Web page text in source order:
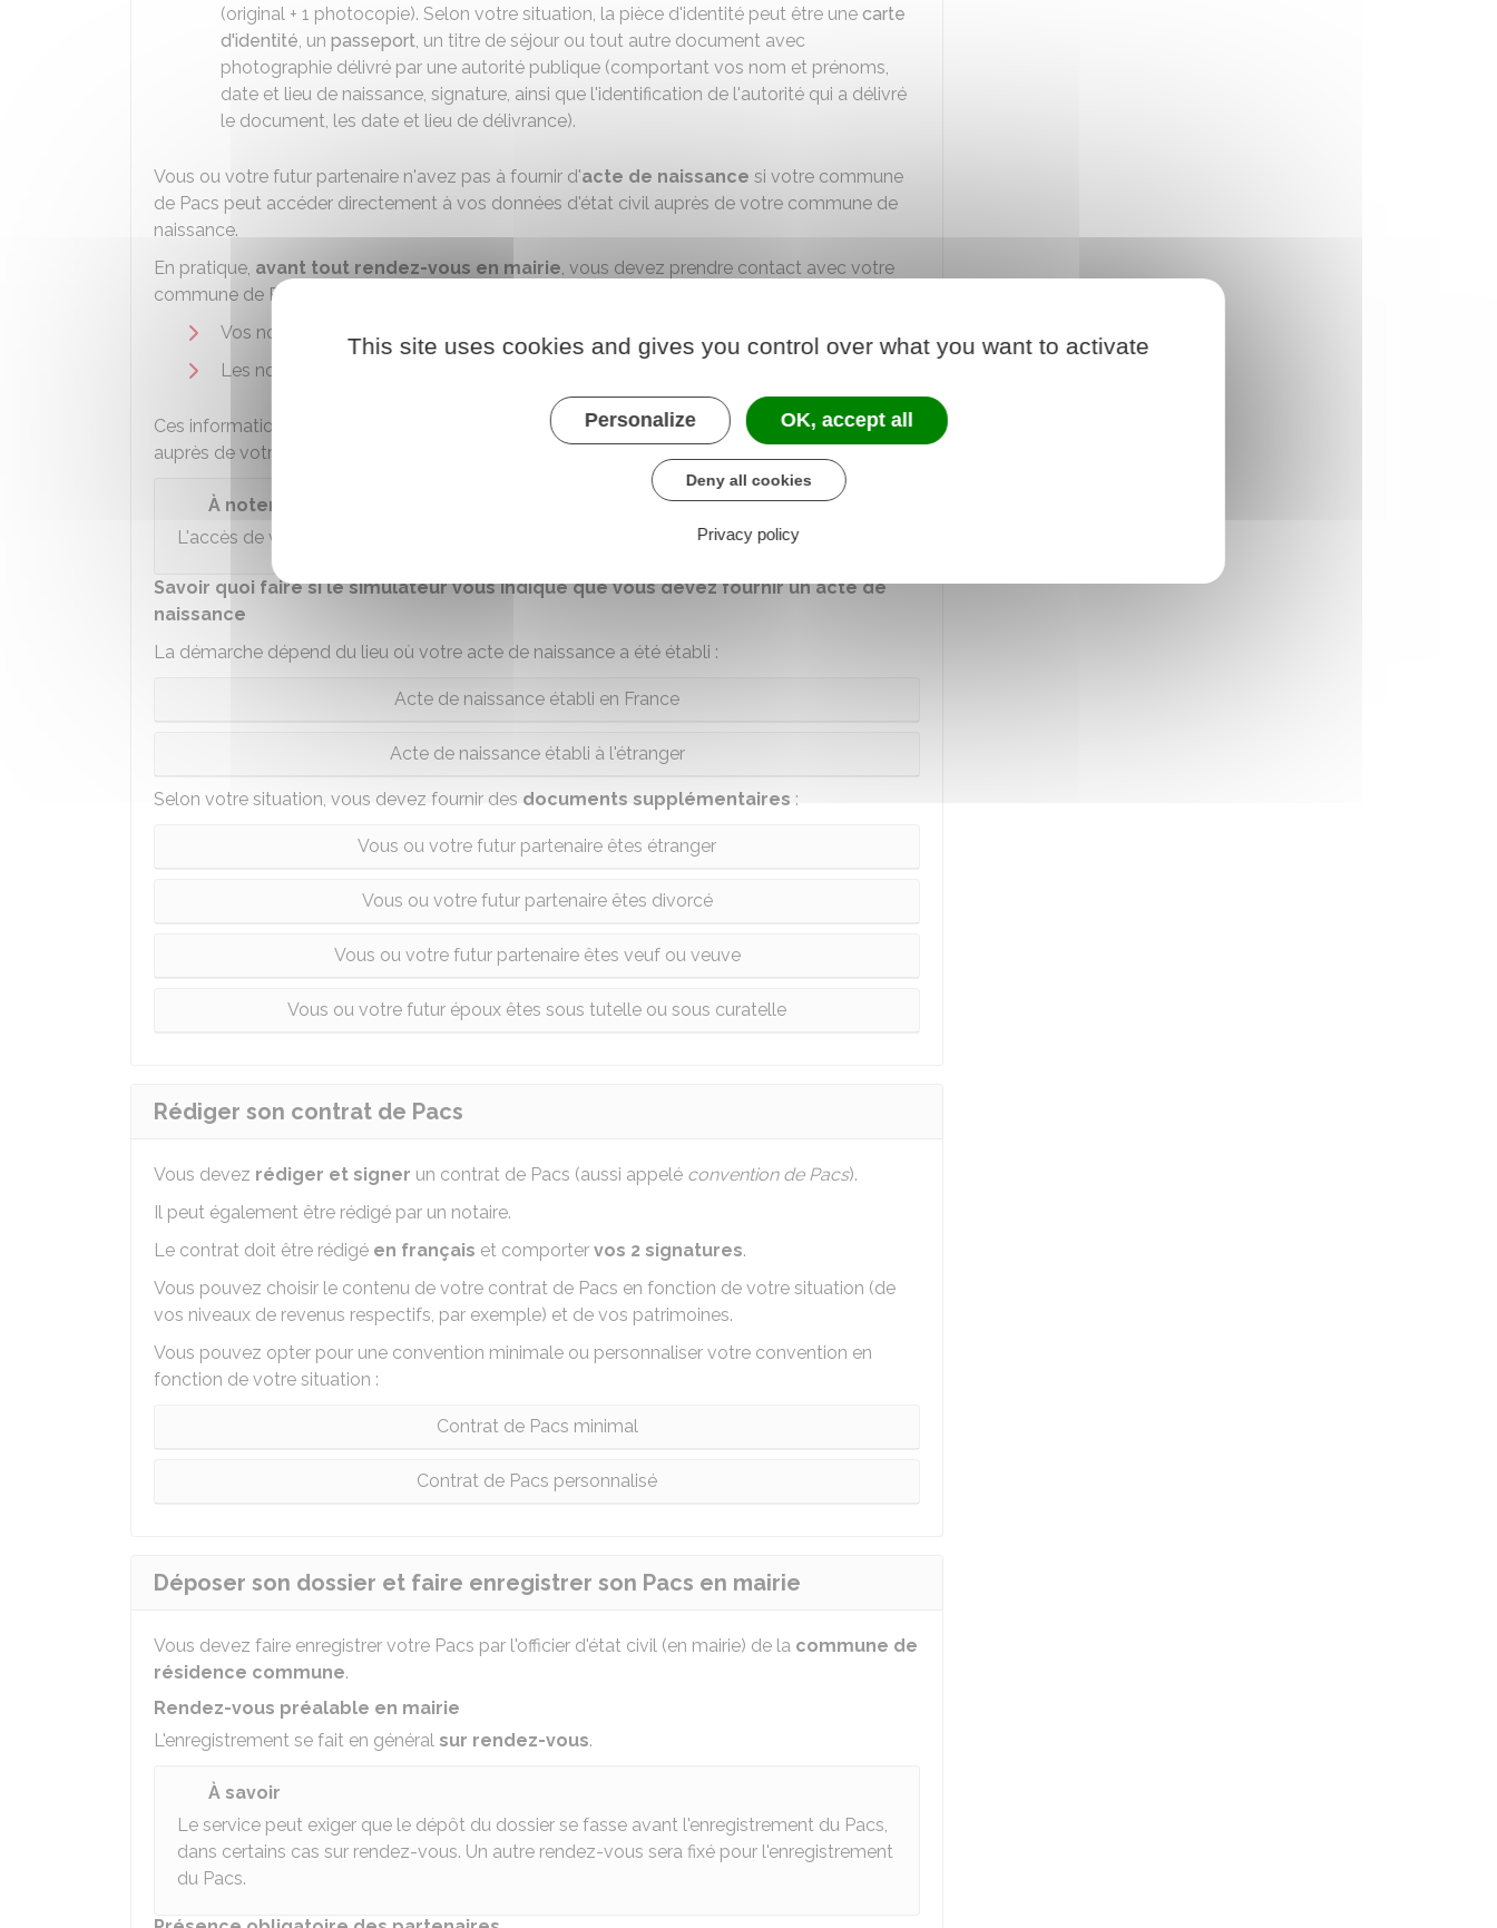
(original + 1 photocopie). Selon votre situation, la pièce d'identité peut être une carte
d'identité, un passeport, un titre de séjour ou tout autre document avec
photographie délivré par une autorité publique (comportant vos nom et prénoms,
date et lieu de naissance, signature, ainsi que l'identification de l'autorité qui a délivré
le document, les date et lieu de délivrance).
Vous ou votre futur partenaire n'avez pas à fournir d'acte de naissance si votre commune
de Pacs peut accéder directement à vos données d'état civil auprès de votre commune de
naissance.
En pratique, avant tout rendez-vous en mairie, vous devez prendre contact avec votre
commune de Pacs pour lui fournir les informations suivantes :
Vos nom, prénom(s), sexe, date et commune de naissance
Les noms et prénom de vos parents.
Ces informations permettent à votre commune de Pacs de vérifier vos données d'état civil
auprès de votre commune de naissance.
À noter
L'accès de votre commune de Pacs à vos données d'état civil n'est pas immédiat.
Savoir quoi faire si le simulateur vous indique que vous devez fournir un acte de
naissance
La démarche dépend du lieu où votre acte de naissance a été établi :
Acte de naissance établi en France
Acte de naissance établi à l'étranger
Selon votre situation, vous devez fournir des documents supplémentaires :
Vous ou votre futur partenaire êtes étranger
Vous ou votre futur partenaire êtes divorcé
Vous ou votre futur partenaire êtes veuf ou veuve
Vous ou votre futur époux êtes sous tutelle ou sous curatelle
Rédiger son contrat de Pacs
Vous devez rédiger et signer un contrat de Pacs (aussi appelé convention de Pacs).
Il peut également être rédigé par un notaire.
Le contrat doit être rédigé en français et comporter vos 2 signatures.
Vous pouvez choisir le contenu de votre contrat de Pacs en fonction de votre situation (de
vos niveaux de revenus respectifs, par exemple) et de vos patrimoines.
Vous pouvez opter pour une convention minimale ou personnaliser votre convention en
fonction de votre situation :
Contrat de Pacs minimal
Contrat de Pacs personnalisé
Déposer son dossier et faire enregistrer son Pacs en mairie
Vous devez faire enregistrer votre Pacs par l'officier d'état civil (en mairie) de la commune de
résidence commune.
Rendez-vous préalable en mairie
L'enregistrement se fait en général sur rendez-vous.
À savoir
Le service peut exiger que le dépôt du dossier se fasse avant l'enregistrement du Pacs,
dans certains cas sur rendez-vous. Un autre rendez-vous sera fixé pour l'enregistrement
du Pacs.
This site uses cookies and gives you control over what you want to activate
Personalize OK, accept all
Deny all cookies
Privacy policy